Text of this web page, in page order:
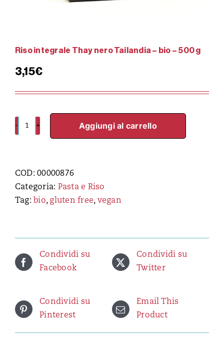
Riso integrale Thay nero Tailandia – bio – 500 g
3,15€
nero
Tailandia
-
500
g
quantità
Aggiungi al carrello
COD:00000876
Categoria: Pasta e Riso
Tag: bio, gluten free, vegan
Condividi su
Facebook
Condividi su
Twitter
Condividi su
Pinterest
Email This
Product